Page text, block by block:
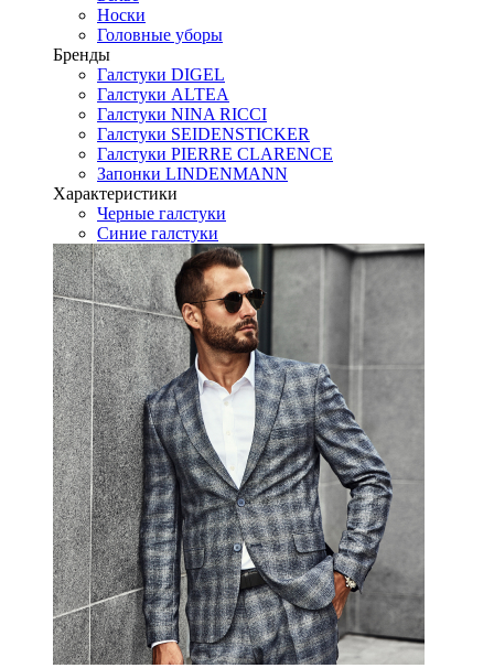
Носки
Головные уборы
Бренды
Галстуки DIGEL
Галстуки ALTEA
Галстуки NINA RICCI
Галстуки SEIDENSTICKER
Галстуки PIERRE CLARENCE
Запонки LINDENMANN
Характеристики
Черные галстуки
Синие галстуки